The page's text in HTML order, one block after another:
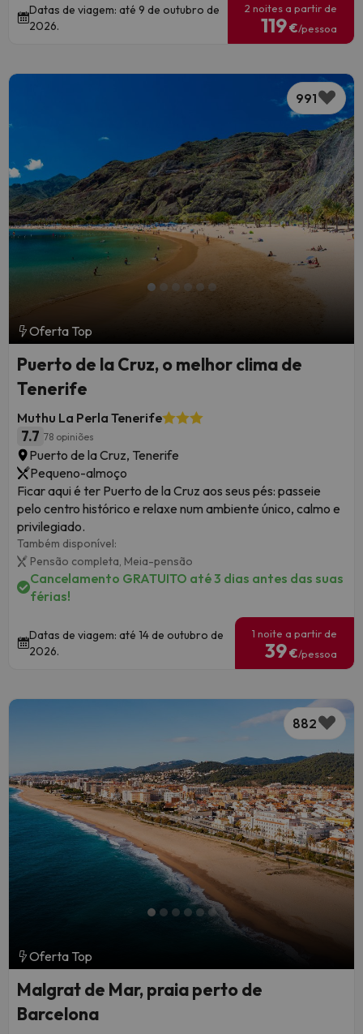
Datas de viagem: até 9 de outubro de
2026.
2 noites a partir de
119€/pessoa
991
Oferta Top
Puerto de la Cruz, o melhor clima de
Tenerife
Muthu La Perla Tenerife
7.7 78 opiniões
Puerto de la Cruz, Tenerife
Pequeno-almoço
Ficar aqui é ter Puerto de la Cruz aos seus pés: passeie
pelo centro histórico e relaxe num ambiente único, calmo e
privilegiado.
Também disponível:
Pensão completa, Meia-pensão
Cancelamento GRATUITO até 3 dias antes das suas
férias!
Datas de viagem: até 14 de outubro de
2026.
1 noite a partir de
39€/pessoa
882
Oferta Top
Malgrat de Mar, praia perto de
Barcelona